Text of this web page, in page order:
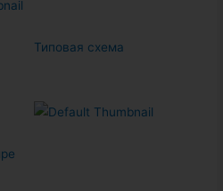
Типовая схема